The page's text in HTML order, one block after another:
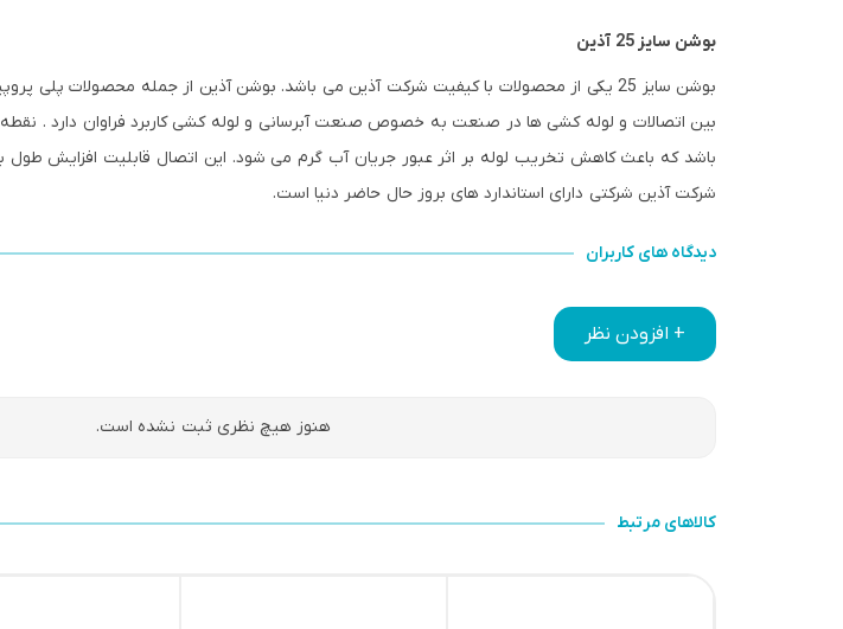
بوشن سایز 25 آذین
بوشن سایز 25 یکی از محصولات با کیفیت شرکت آذین می باشد. بوشن آذین از جمله محصولات
باشد که باعث کاهش تخریب لوله بر اثر عبور جریان آب گرم می شود. این اتصال قابلیت افزایش طول
شرکت آذین شرکتی دارای استاندارد های بروز حال حاضر دنیا است.
دیدگاه های کاربران
+ افزودن نظر
هنوز هیچ نظری ثبت نشده است.
کالاهای مرتبط